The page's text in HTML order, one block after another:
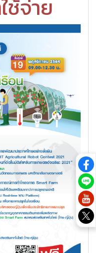
ช้จ่าย